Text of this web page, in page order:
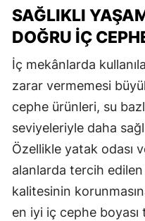
SAĞLIKLI
DOĞRU İÇ
İç mekânlarda
zarar vermemesi
cephe ürünleri, su
seviyeleriyle daha
Özellikle yatak odası
alanlarda tercih
kalitesinin
en iyi iç cephe boyası